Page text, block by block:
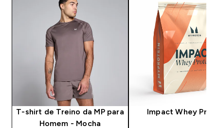
T-shirt de Treino da MP para
Homem - Mocha
Impact Whey